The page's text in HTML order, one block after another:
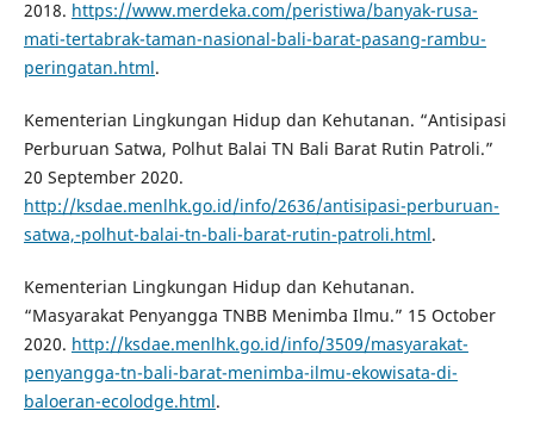
2018. https://www.merdeka.com/peristiwa/banyak-rusa-
mati-tertabrak-taman-nasional-bali-barat-pasang-rambu-
peringatan.html.
Kementerian Lingkungan Hidup dan Kehutanan. “Antisipasi
Perburuan Satwa, Polhut Balai TN Bali Barat Rutin Patroli.”
20 September 2020.
http://ksdae.menlhk.go.id/info/2636/antisipasi-perburuan-
satwa,-polhut-balai-tn-bali-barat-rutin-patroli.html.
Kementerian Lingkungan Hidup dan Kehutanan.
“Masyarakat Penyangga TNBB Menimba Ilmu.” 15 October
2020. http://ksdae.menlhk.go.id/info/3509/masyarakat-
penyangga-tn-bali-barat-menimba-ilmu-ekowisata-di-
baloeran-ecolodge.html.